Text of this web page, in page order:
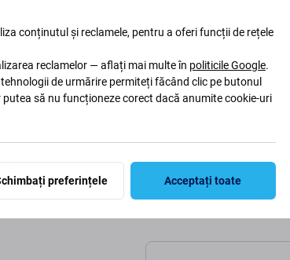
conținutul și reclamele, pentru a oferi funcții de rețele
reclamelor — aflați mai multe în politicile Google.
de urmărire permiteți făcând clic pe butonul
putea să nu funcționeze corect dacă anumite cookie-uri
preferințele Acceptați toate